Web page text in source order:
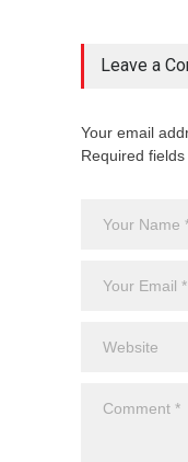
Leave a
Your email
Required